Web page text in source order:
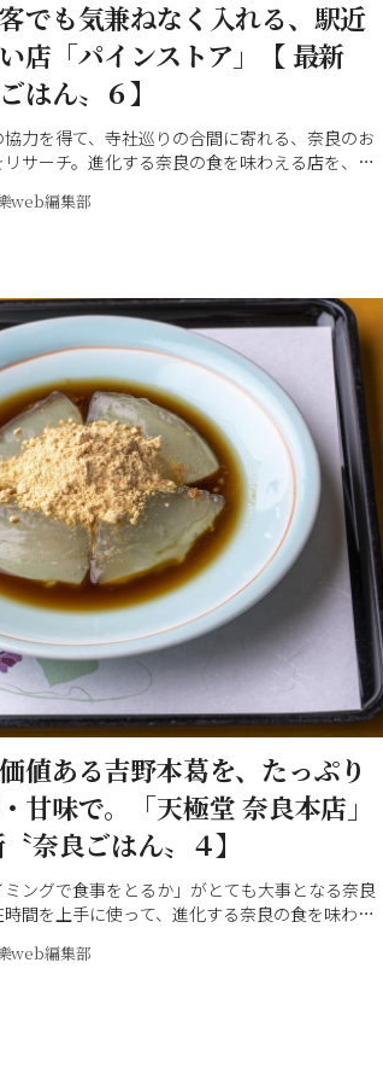
でも気兼ねなく入れる、駅近
店「パインストア」【 最新
はん〟６】
力を得て、寺社巡りの合間に寄れる、奈良のお
リサーチ。進化する奈良の食を味わえる店を、市
web編集部
値ある吉野本葛を、たっぷり
甘味で。「天極堂 奈良本店」
〝奈良ごはん〟４】
ミングで食事をとるか」がとても大事となる奈良
間を上手に使って、進化する奈良の食を味わえ
web編集部